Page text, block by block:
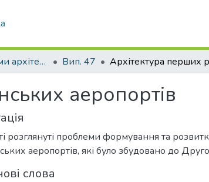
Сучасні проблеми архітектури та містобудування Вип. 47
аеропортів
розглянуті проблеми формування та
аеропортів, які було збудовано до
слова